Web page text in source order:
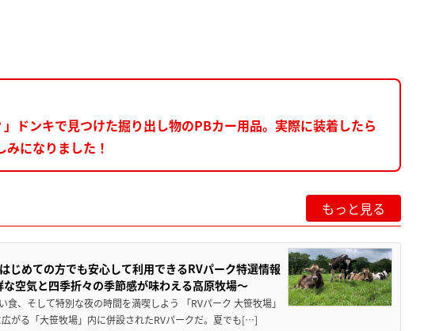
ドンキで見つけた掘り出し物のPBカー用品。実際に装着したら
になりました！
もっと見る
じめての方でも安心して利用できるRVパーク特選情報
な空気と四季折々の季節感が味わえる高原牧場～
、そして特別な夜の時間を満喫しよう 「RVパーク 大笹牧場」
がる「大笹牧場」内に併設されたRVパークだ。夏でも[…]